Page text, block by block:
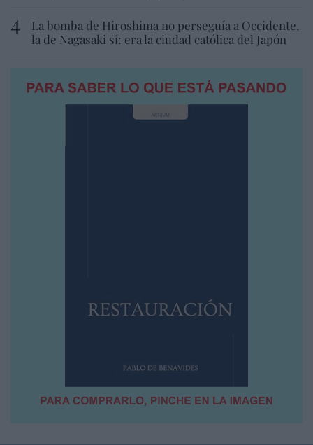
La bomba de Hiroshima no perseguía a Occidente,
la de Nagasaki sí: era la ciudad católica del Japón